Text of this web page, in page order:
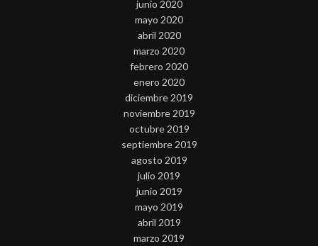
junio 2020
mayo 2020
abril 2020
marzo 2020
febrero 2020
enero 2020
diciembre 2019
noviembre 2019
octubre 2019
septiembre 2019
agosto 2019
julio 2019
junio 2019
mayo 2019
abril 2019
marzo 2019